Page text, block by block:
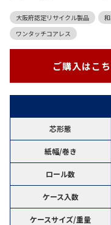
大阪府認定リサイクル製品
ワンタッチコアレス
ご購入はこ
芯形態
紙幅/巻き
ロール数
ケース入数
ケースサイズ/重量